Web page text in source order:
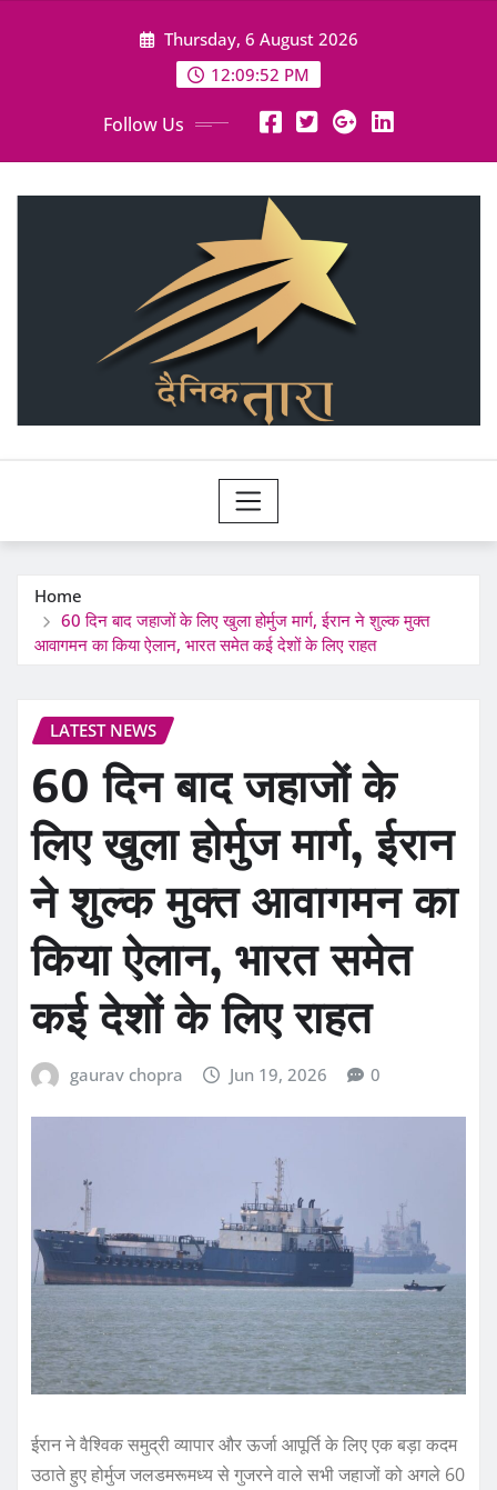
Thursday, 6 August 2026
12:09:53 PM
Follow Us
Home
60 दिन बाद जहाजों के लिए खुला होर्मुज मार्ग, ईरान ने शुल्क मुक्त
आवागमन का किया ऐलान, भारत समेत कई देशों के लिए राहत
LATEST NEWS
60 दिन बाद जहाजों के
लिए खुला होर्मुज मार्ग, ईरान
ने शुल्क मुक्त आवागमन का
किया ऐलान, भारत समेत
कई देशों के लिए राहत
gaurav chopra Jun 19, 2026 0
ईरान ने वैश्विक समुद्री व्यापार और ऊर्जा आपूर्ति के लिए एक बड़ा कदम
उठाते हुए होर्मुज जलडमरूमध्य से गुजरने वाले सभी जहाजों को अगले 60